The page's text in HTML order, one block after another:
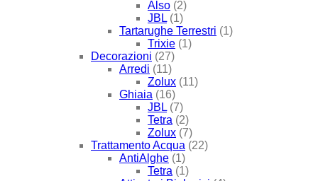
Also (2)
JBL (1)
Tartarughe Terrestri (1)
Trixie (1)
Decorazioni (27)
Arredi (11)
Zolux (11)
Ghiaia (16)
JBL (7)
Tetra (2)
Zolux (7)
Trattamento Acqua (22)
AntiAlghe (1)
Tetra (1)